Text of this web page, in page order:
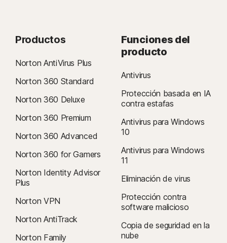
Productos
Norton AntiVirus Plus
Norton 360 Standard
Norton 360 Deluxe
Norton 360 Premium
Norton 360 Advanced
Norton 360 for Gamers
Norton Identity Advisor
Plus
Norton VPN
Norton AntiTrack
Norton Family
Funciones del
producto
Antivirus
Protección basada en IA
contra estafas
Antivirus para Windows
10
Antivirus para Windows
11
Eliminación de virus
Protección contra
software malicioso
Copia de seguridad en la
nube